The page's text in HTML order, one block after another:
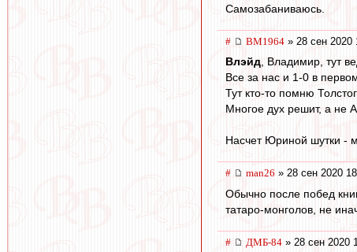
Самозабаниваюсь.
# BM1964 » 28 сен 2020
Влэйд, Владимир, тут
Все за нас и 1-0 в
Тут кто-то помню
Многое дух решит, а не
Насчет Юриной шутки -
# man26 » 28 сен 2020
Обычно после побед
татаро-монголов, не
# ДМБ-84 » 28 сен 2020